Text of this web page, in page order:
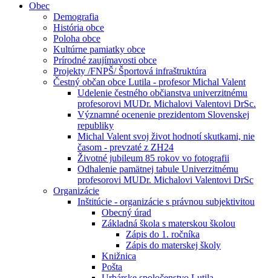
Obec
Demografia
História obce
Poloha obce
Kultúrne pamiatky obce
Prírodné zaujímavosti obce
Projekty /FNPŠ/ Športová infraštruktúra
Čestný občan obce Lutila - profesor Michal Valent
Udelenie čestného občianstva univerzitnému
profesorovi MUDr. Michalovi Valentovi DrSc.
Významné ocenenie prezidentom Slovenskej
republiky
Michal Valent svoj život hodnotí skutkami, nie
časom - prevzaté z ZH24
Životné jubileum 85 rokov vo fotografii
Odhalenie pamätnej tabule Univerzitnému
profesorovi MUDr. Michalovi Valentovi DrSc
Organizácie
Inštitúcie - organizácie s právnou subjektivitou
Obecný úrad
Základná škola s materskou školou
Zápis do 1. ročníka
Zápis do materskej školy
Knižnica
Pošta